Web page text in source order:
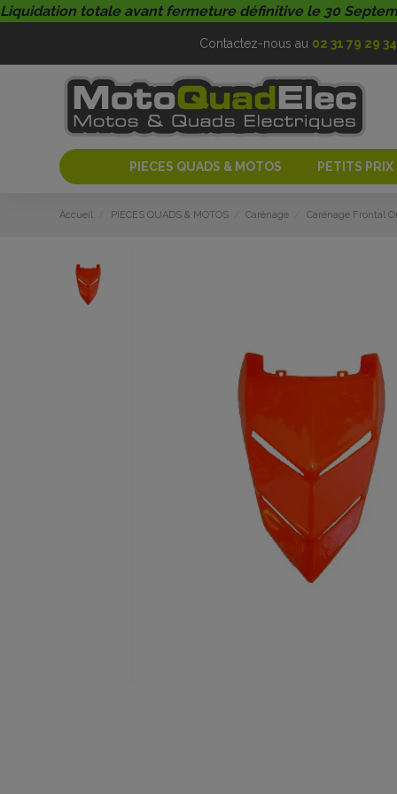
Liquidation totale avant fermeture définitive le 30
Contactez-nous au 02 31 79 29 34
PIECES QUADS & MOTOS PETITS
Accueil PIECES QUADS & MOTOS Carénage Carénage Frontal